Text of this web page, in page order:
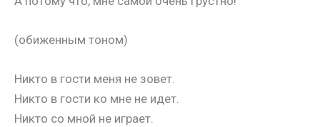
(обиженным тоном)
Никто в гости меня не зовет.
Никто в гости ко мне не идет.
Никто со мной не играет.